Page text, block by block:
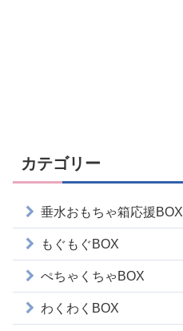
カテゴリー
垂水おもちゃ箱応援BOX
もぐもぐBOX
ぺちゃくちゃBOX
わくわくBOX